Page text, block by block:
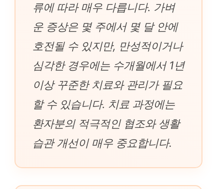
류에 따라 매우 다릅니다. 가벼
운 증상은 몇 주에서 몇 달 안에
호전될 수 있지만, 만성적이거나
심각한 경우에는 수개월에서 1년
이상 꾸준한 치료와 관리가 필요
할 수 있습니다. 치료 과정에는
환자분의 적극적인 협조와 생활
습관 개선이 매우 중요합니다.